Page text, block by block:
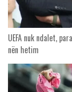
UEFA nuk ndalet,
nën hetim